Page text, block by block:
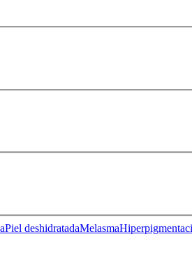
Piel deshidratadaMelasma